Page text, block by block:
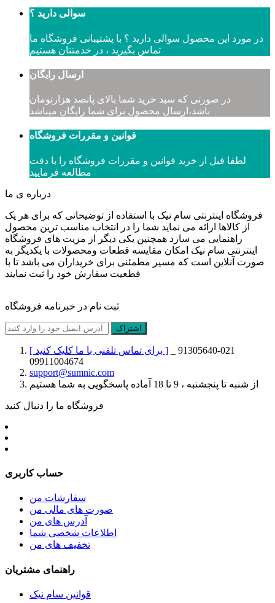
سوالی دارید ؟
در مورد این محصول سوالی دارید ؟ با پشتیبانی فروشگاه ما
تماس بگیرید ، در خدمتتان هستیم
ارسال رایگان
در صورتی که سبد خرید شما بالای پانصد هزارتومان
باشد،ارسال محصول برای شما رایگان میباشد
قوانین و مقررات فروشگاه
لطفا قبل از خرید قوانین و مقررات فروشگاه را با دقت
مطالعه فرمایید
درباره ی ما
فروشگاه اینترنتی سام نیک با استفاده از توضیحاتی که برای هر یک
از کالاها ارائه می نماید شما را در انتخاب مناسب ترین محصول
راهنمایی می سازد همچنین یکی دیگر از مزیت های فروشگاه
اینترنتی سام نیک امکان مقایسه قطعات ومحصولات با یکدیگر به
صورت آنلاین است که مسیر مطمئنی برای خریداران می باشد تا با
قطعیت سفارش خود را ثبت نمایند
ثبت نام در خبرنامه فروشگاه
اشتراک
[ برای تماس تلفنی با ما کلیک کنید ]
09911004674
support@sumnic.com
از شنبه تا پنجشنبه ، 9 تا 18 آماده پاسخگویی به شما هستیم
فروشگاه ما را دنبال کنید
حساب کاربری
سفارشات من
صورت های مالی من
آدرس های من
اطلاعات شخصی شما
تخفیف های من
راهنمای مشتریان
قوانین سام نیک